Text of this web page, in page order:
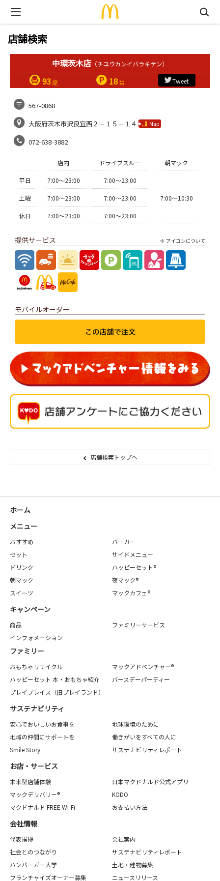
店舗検索
中環茨木店 （チユウカンイバラキテン）
93 席 18台 Tweet
567-0868
大阪府茨木市沢良宜西２－１５－１４
Map
072-638-3882
店内 ドライブスルー 朝マック
平日 7:00〜23:00 7:00〜23:00
7:00〜10:30
土曜 7:00〜23:00 7:00〜23:00
休日 7:00〜23:00 7:00〜23:00
アイコンについて
提供サービス
モバイルオーダー
店舗検索トップへ
ホーム
メニュー
おすすめ
バーガー
セット
サイドメニュー
ドリンク
ハッピーセット®
朝マック
夜マック®
スイーツ
マックカフェ®
キャンペーン
商品
ファミリーサービス
インフォメーション
ファミリー
おもちゃリサイクル
マックアドベンチャー®
ハッピーセット 本・おもちゃ紹介
バースデーパーティー
プレイプレイス（旧プレイランド）
サステナビリティ
安心でおいしいお食事を
地球環境のために
地域の仲間にサポートを
働きがいをすべての人に
Smile Story
サステナビリティレポート
お店・サービス
未来型店舗体験
日本マクドナルド公式アプリ
マックデリバリー®
KODO
マクドナルド FREE Wi-Fi
お支払い方法
会社情報
代表挨拶
会社案内
社会とのつながり
サステナビリティレポート
ハンバーガー大学
土地・建物募集
フランチャイズオーナー募集
ニュースリリース